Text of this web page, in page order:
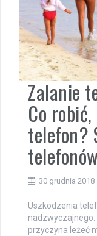
Zalanie
Co
telefon?
telefonów
30 grudnia 2018
Uszkodzenia
nadzwyczajnego.
przyczyna leżeć